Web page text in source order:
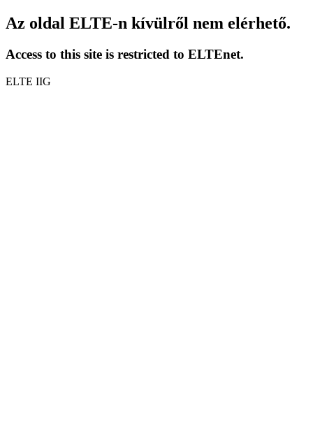
Az oldal ELTE-n kívülről nem elérhető.
Access to this site is restricted to ELTEnet.
ELTE IIG